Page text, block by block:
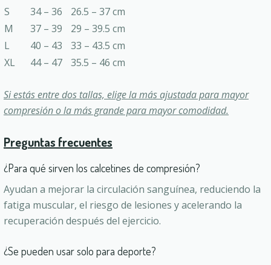
S
34 – 36
26.5 – 37 cm
M
37 – 39
29 – 39.5 cm
L
40 – 43
33 – 43.5 cm
XL
44 – 47 35.5 – 46 cm
Si estás entre dos tallas, elige la más ajustada para mayor
compresión o la más grande para mayor comodidad.
Preguntas frecuentes
¿Para qué sirven los calcetines de compresión?
Ayudan a mejorar la circulación sanguínea, reduciendo la
fatiga muscular, el riesgo de lesiones y acelerando la
recuperación después del ejercicio.
¿Se pueden usar solo para deporte?